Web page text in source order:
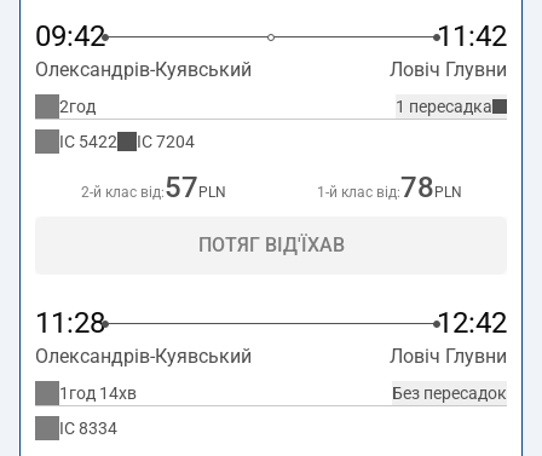
09:42 11:42
Олександрів-Куявський Ловіч Глувни
1 пересадка
2год
IC 5422 IC7204
2-й клас від:57 PLN 1-й клас від:78 PLN
ПОТЯГ ВІД'ЇХАВ
11:28 12:42
Олександрів-Куявський Ловіч Глувни
Без пересадок
1год 14хв
IC8334